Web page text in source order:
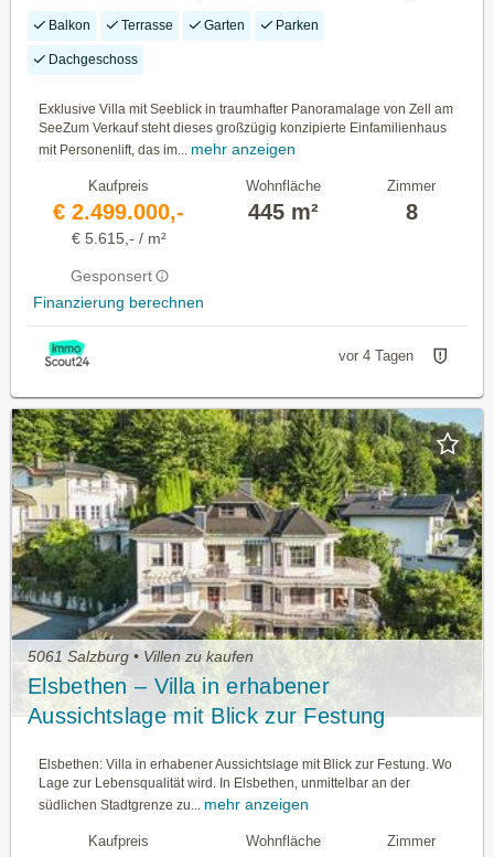
Zimmer, Terrasse, Schwimmbad, Wellness!
Balkon Terrasse Garten Parken
Dachgeschoss
Exklusive Villa mit Seeblick in traumhafter Panoramalage von Zell am
SeeZum Verkauf steht dieses großzügig konzipierte Einfamilienhaus
mit Personenlift, das im... mehr anzeigen
Kaufpreis
€ 2.499.000,-
€ 5.615,- / m²
Gesponsert
Finanzierung berechnen
Wohnfläche
445 m²
Zimmer
8
vor 4 Tagen
5061 Salzburg • Villen zu kaufen
Elsbethen – Villa in erhabener
Aussichtslage mit Blick zur Festung
Elsbethen: Villa in erhabener Aussichtslage mit Blick zur Festung. Wo
Lage zur Lebensqualität wird. In Elsbethen, unmittelbar an der
südlichen Stadtgrenze zu... mehr anzeigen
Kaufpreis Wohnfläche Zimmer